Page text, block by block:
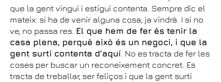
que la gent vingui i estigui contenta. Sempre dic el
mateix: si ha de venir alguna cosa, ja vindrà. I si no
ve, no passa res. El que hem de fer és tenir la
casa plena, perquè això és un negoci, i que la
gent surti contenta d’aquí. No es tracta de fer les
coses per buscar un reconeixement concret. Es
tracta de treballar, ser feliços i que la gent surti